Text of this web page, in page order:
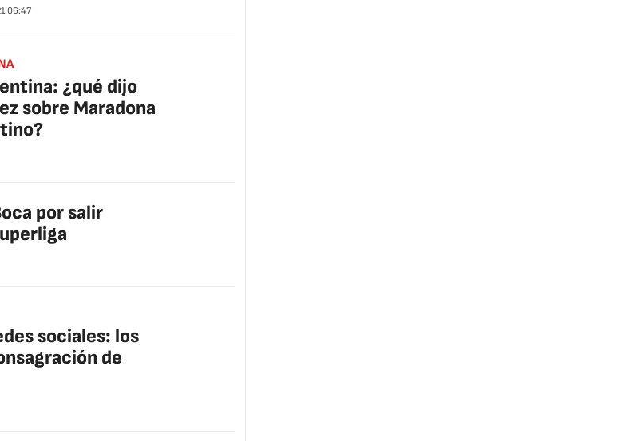
06:47
¿qué dijo
sobre Maradona
por salir
sociales: los
de